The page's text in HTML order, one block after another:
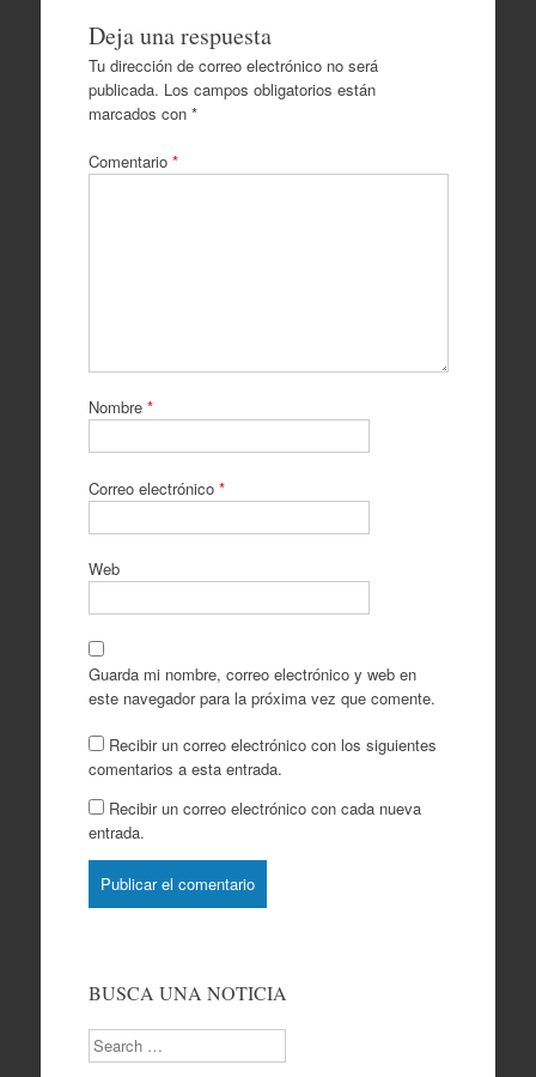
Deja una respuesta
Tu dirección de correo electrónico no será
publicada. Los campos obligatorios están
marcados con *
Comentario *
Nombre *
Correo electrónico *
Web
Guarda mi nombre, correo electrónico y web en
este navegador para la próxima vez que comente.
Recibir un correo electrónico con los siguientes
comentarios a esta entrada.
Recibir un correo electrónico con cada nueva
entrada.
BUSCA UNA NOTICIA
Search